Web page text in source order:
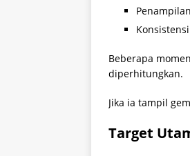
Beberapa
diperhitungkan.
Jika ia tampil
Target